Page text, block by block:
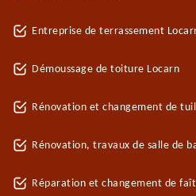
Entreprise de terrassement
Démoussage de toiture Locarn
Rénovation et changement de
Rénovation, travaux de salle de
Réparation et changement de